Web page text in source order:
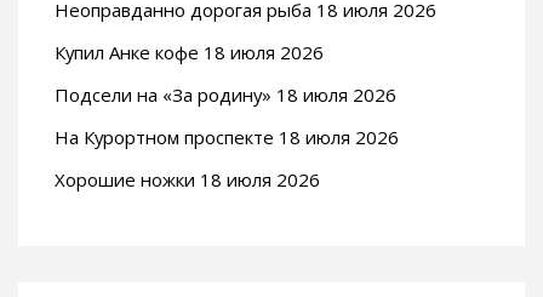
Неоправданно дорогая рыба 18 июля 2026
Купил Анке кофе 18 июля 2026
Подсели на «За родину» 18 июля 2026
На Курортном проспекте 18 июля 2026
Хорошие ножки 18 июля 2026